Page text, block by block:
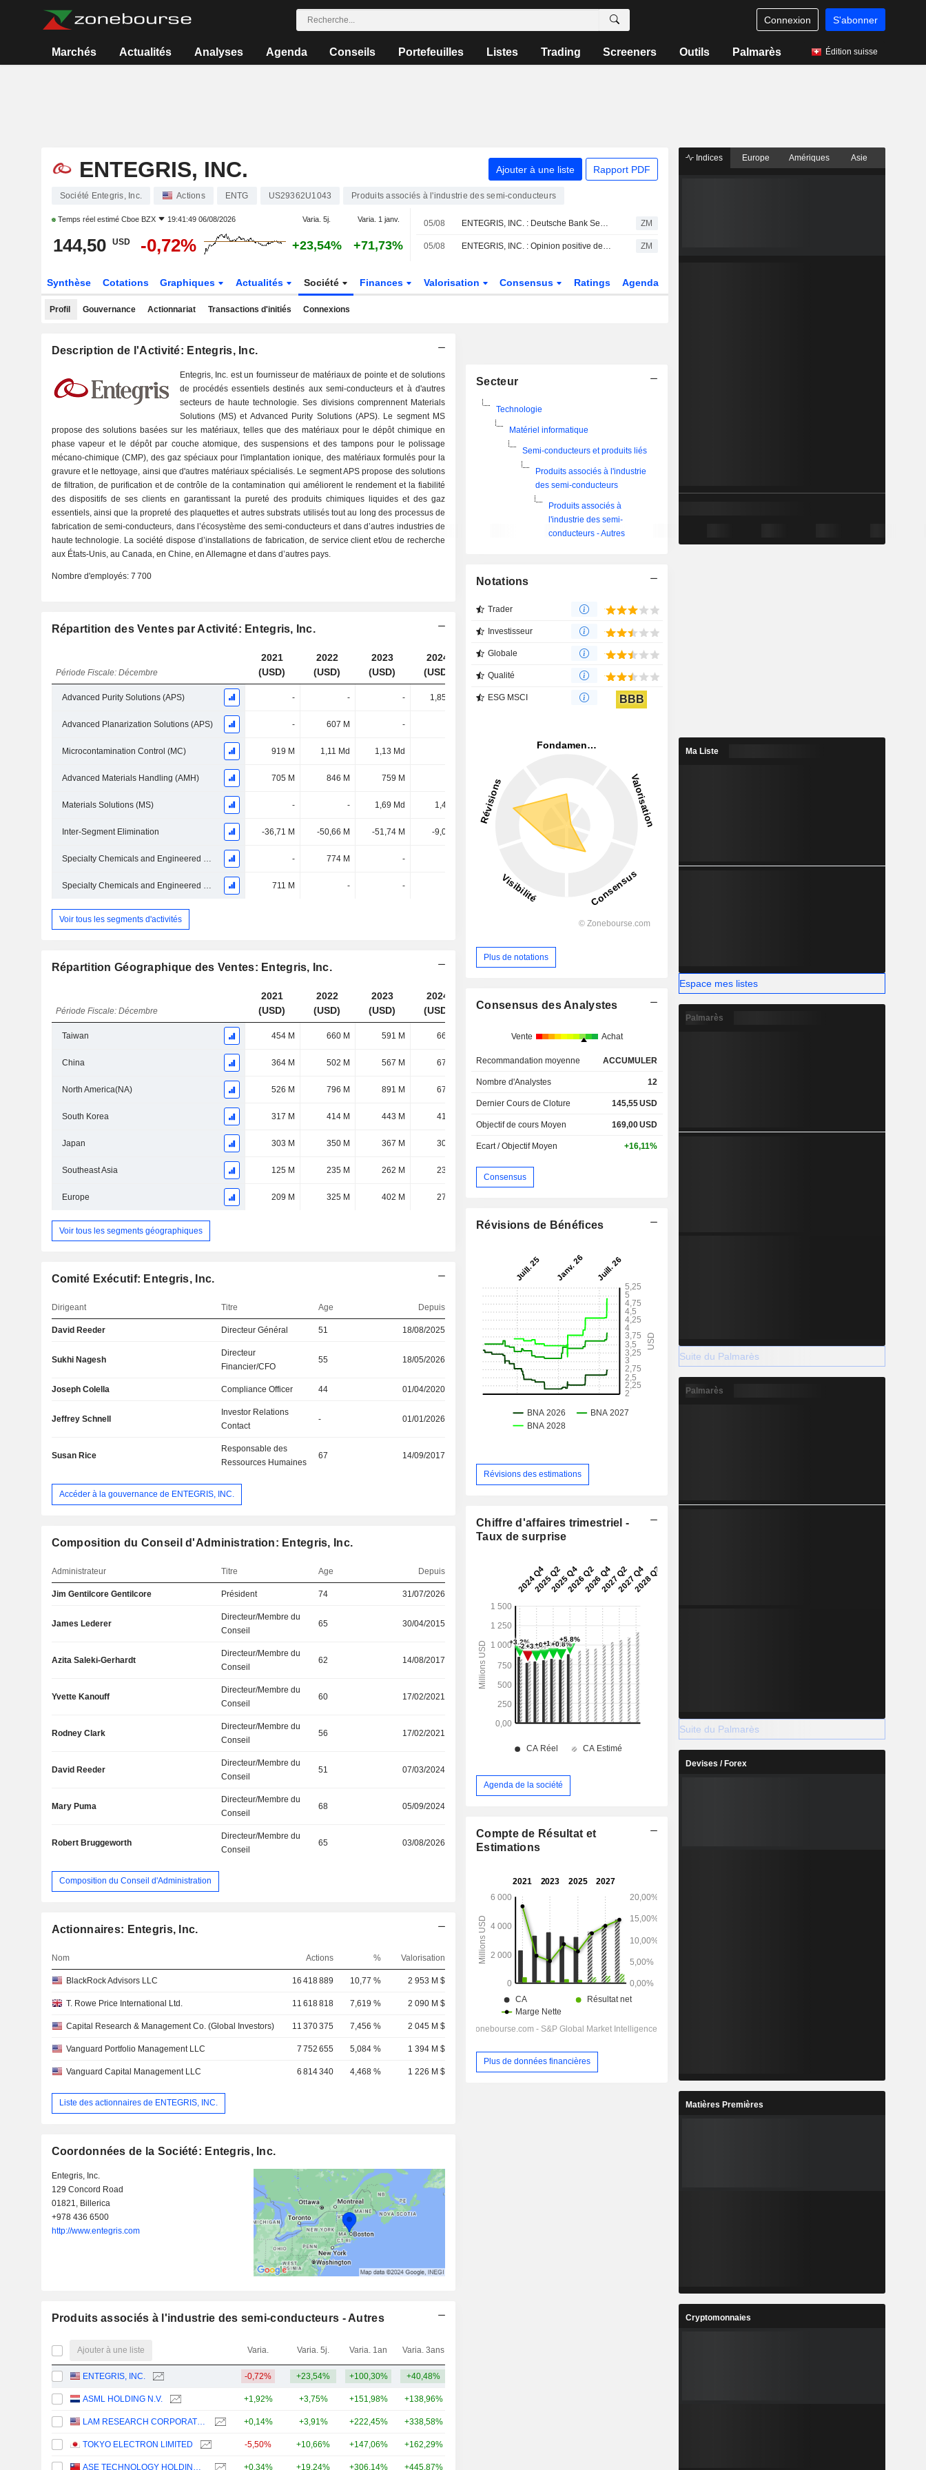
Connexion S'abonner
Marchés Actualités Analyses Agenda Conseils Portefeuilles Listes Trading Screeners Outils Palmarès Édition suisse
ENTEGRIS, INC. Ajouter à une liste Rapport PDF
Société Entegris, Inc. Actions ENTG US29362U1043 Produits associés à l'industrie des semi-conducteurs
Temps réel estimé Cboe BZX 19:41:49 06/08/2026 Varia. 5j. Varia. 1 janv.
144,50 USD -0,72% +23,54% +71,73%
05/08 ENTEGRIS, INC. : Deutsche Bank Securities est neutre ZM
05/08 ENTEGRIS, INC. : Opinion positive de UBS ZM
Synthèse Cotations Graphiques Actualités Société Finances Valorisation Consensus Ratings Agenda
Profil Gouvernance Actionnariat Transactions d'initiés Connexions
Description de l'Activité: Entegris, Inc.
Entegris, Inc. est un fournisseur de matériaux de pointe et de solutions
de procédés essentiels destinés aux semi-conducteurs et à d'autres
secteurs de haute technologie. Ses divisions comprennent Materials
Solutions (MS) et Advanced Purity Solutions (APS). Le segment MS
propose des solutions basées sur les matériaux, telles que des matériaux pour le dépôt chimique en
phase vapeur et le dépôt par couche atomique, des suspensions et des tampons pour le polissage
mécano-chimique (CMP), des gaz spéciaux pour l'implantation ionique, des matériaux formulés pour la
gravure et le nettoyage, ainsi que d'autres matériaux spécialisés. Le segment APS propose des solutions
de filtration, de purification et de contrôle de la contamination qui améliorent le rendement et la fiabilité
des dispositifs de ses clients en garantissant la pureté des produits chimiques liquides et des gaz
essentiels, ainsi que la propreté des plaquettes et autres substrats utilisés tout au long des processus de
fabrication de semi-conducteurs, dans l’écosystème des semi-conducteurs et dans d’autres industries de
haute technologie. La société dispose d’installations de fabrication, de service client et/ou de recherche
aux États-Unis, au Canada, en Chine, en Allemagne et dans d’autres pays.
Nombre d'employés: 7 700
Répartition des Ventes par Activité: Entegris, Inc.
Période Fiscale: Décembre
2021
(USD)
2022
(USD)
2023
(USD)
2024
(USD)
2025
(USD)
Advanced Purity Solutions (APS) - - - 1,85 Md 1,8 Md
Advanced Planarization Solutions (APS) - 607 M -
Microcontamination Control (MC) 919 M 1,11 Md 1,13 Md
Advanced Materials Handling (AMH) 705 M 846 M 759 M
Materials Solutions (MS) - - 1,69 Md 1,4 Md 1,41 Md
Inter-Segment Elimination -36,71 M -50,66 M -51,74 M -9,07 M
Specialty Chemicals and Engineered Materials (SCEM) (Excl. Advanced Planarization Solutions) - 774 M -
Specialty Chemicals and Engineered Materials (SCEM) 711 M - - -
Voir tous les segments d'activités
Répartition Géographique des Ventes: Entegris, Inc.
Période Fiscale: Décembre
2021
(USD)
2022
(USD)
2023
(USD)
2024
(USD)
(USD)
Taiwan 454 M 660 M 591 M 663 M 736 M
China 364 M 502 M 567 M 671 M 658 M
North America(NA) 526 M 796 M 891 M 672 M
South Korea 317 M 414 M 443 M 419 M
Japan 303 M 350 M 367 M 309 M 318 M
Southeast Asia 125 M 235 M 262 M 232 M 256 M
Europe 209 M 325 M 402 M 275 M
Voir tous les segments géographiques
Comité Exécutif: Entegris, Inc.
Dirigeant Titre Age Depuis
David Reeder Directeur Général 51 18/08/2025
Sukhi Nagesh
Directeur
Financier/CFO
55 18/05/2026
Joseph Colella Compliance Officer 44 01/04/2020
Jeffrey Schnell
Investor Relations
Contact
- 01/01/2026
Susan Rice
Responsable des
Ressources Humaines
67 14/09/2017
Accéder à la gouvernance de ENTEGRIS, INC.
Composition du Conseil d'Administration: Entegris, Inc.
Administrateur Titre Age Depuis
Jim Gentilcore Gentilcore Président 74 31/07/2026
James Lederer
Directeur/Membre du
Conseil
65 30/04/2015
Azita Saleki-Gerhardt
Directeur/Membre du
Conseil
62 14/08/2017
Yvette Kanouff
Directeur/Membre du
Conseil
60 17/02/2021
Rodney Clark
Directeur/Membre du
Conseil
56 17/02/2021
David Reeder
Directeur/Membre du
Conseil
51 07/03/2024
Mary Puma
Directeur/Membre du
Conseil
68 05/09/2024
Robert Bruggeworth
Directeur/Membre du
Conseil
65 03/08/2026
Composition du Conseil d'Administration
Actionnaires: Entegris, Inc.
Nom Actions % Valorisation
BlackRock Advisors LLC 16 418 889 10,77 % 2 953 M $
T. Rowe Price International Ltd. 11 618 818 7,619 % 2 090 M $
Capital Research & Management Co. (Global Investors) 11 370 375 7,456 % 2 045 M $
Vanguard Portfolio Management LLC 7 752 655 5,084 % 1 394 M $
Vanguard Capital Management LLC 6 814 340 4,468 % 1 226 M $
Liste des actionnaires de ENTEGRIS, INC.
Coordonnées de la Société: Entegris, Inc.
Entegris, Inc.
129 Concord Road
01821, Billerica
+978 436 6500
http://www.entegris.com
Produits associés à l'industrie des semi-conducteurs - Autres
Ajouter à une liste Varia. Varia. 5j. Varia. 1an Varia. 3ans
ENTEGRIS, INC. -0,72% +23,54% +100,30% +40,48%
ASML HOLDING N.V. +1,92% +3,75% +151,98% +138,96%
LAM RESEARCH CORPORATION +0,14% +3,91% +222,45% +338,58%
TOKYO ELECTRON LIMITED -5,50% +10,66% +147,06% +162,29%
ASE TECHNOLOGY HOLDING CO., LTD. +0,34% +19,24% +306,14% +445,87%
Secteur
Technologie
Matériel informatique
Semi-conducteurs et produits liés
Produits associés à l'industrie
des semi-conducteurs
Produits associés à
l'industrie des semi-
conducteurs - Autres
Notations
Trader
Investisseur
Globale
Qualité
ESG MSCI BBB
Plus de notations
Consensus des Analystes
Vente Achat
Recommandation moyenne ACCUMULER
Nombre d'Analystes 12
Dernier Cours de Cloture 145,55USD
Objectif de cours Moyen 169,00USD
Ecart / Objectif Moyen +16,11%
Consensus
Révisions de Bénéfices
Révisions des estimations
Chiffre d'affaires trimestriel -
Taux de surprise
Agenda de la société
Compte de Résultat et
Estimations
Plus de données financières
Indices Europe Amériques Asie
Ma Liste
Espace mes listes
Palmarès
Suite du Palmarès
Palmarès
Suite du Palmarès
Devises / Forex
Matières Premières
Cryptomonnaies